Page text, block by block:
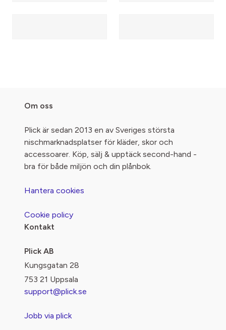
Om oss
Plick är sedan 2013 en av Sveriges största
nischmarknadsplatser för kläder, skor och
accessoarer. Köp, sälj & upptäck second-hand -
bra för både miljön och din plånbok.
Hantera cookies
Cookie policy
Kontakt
Plick AB
Kungsgatan 28
753 21 Uppsala
support@plick.se
Jobb via plick